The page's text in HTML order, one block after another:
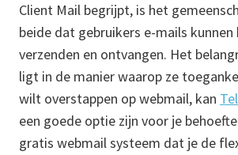
Client Mail begrijpt, is het
beide dat gebruikers e-mails kunnen
verzenden en ontvangen. Het
ligt in de manier waarop ze
wilt overstappen op webmail, kan
een goede optie zijn voor je
gratis webmail systeem dat je de